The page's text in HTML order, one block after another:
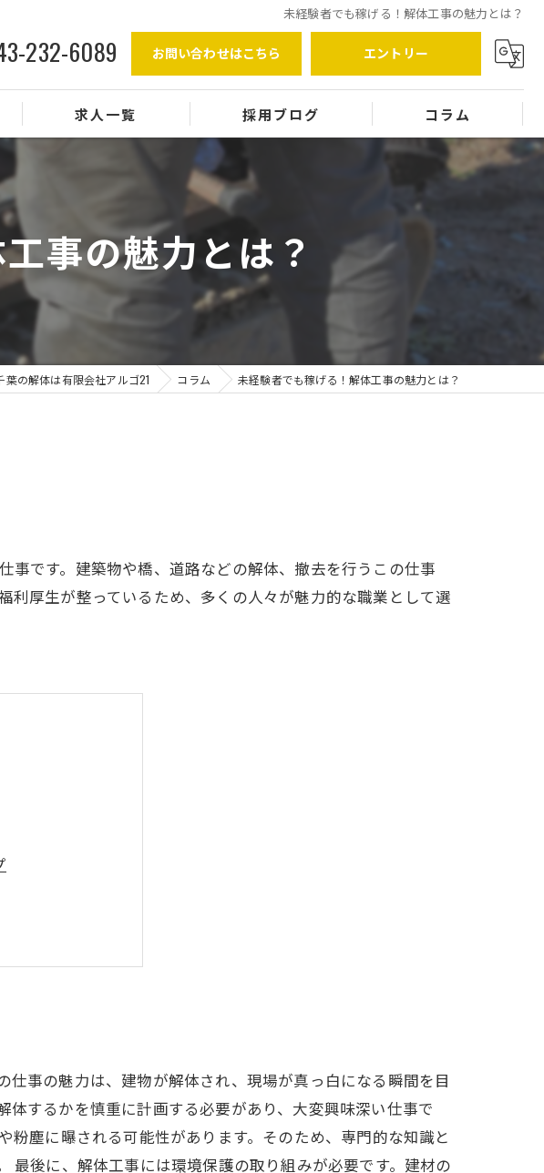
未経験者でも稼げる！解体工事の魅力とは？
232-6089 お問い合わせはこちら エントリー
求人一覧 採用ブログ コラム
事の魅力とは？
葉の解体は有限会社アルゴ21 コラム 未経験者でも稼げる！解体工事の魅力とは？
です。建築物や橋、道路などの解体、撤去を行うこの仕事
厚生が整っているため、多くの人々が魅力的な職業として選
事の魅力は、建物が解体され、現場が真っ白になる瞬間を目
するかを慎重に計画する必要があり、大変興味深い仕事で
塵に曝される可能性があります。そのため、専門的な知識と
後に、解体工事には環境保護の取り組みが必要です。建材の